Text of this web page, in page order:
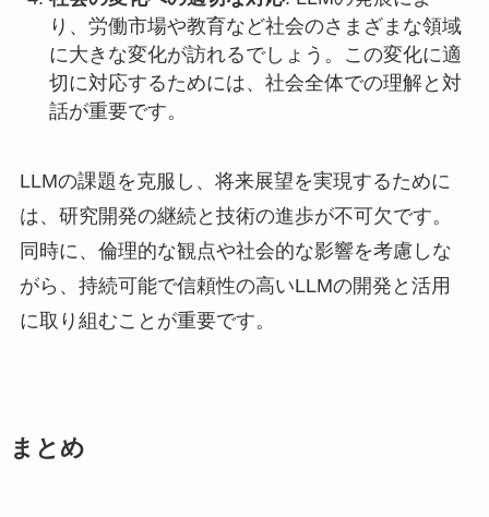
り、労働市場や教育など社会のさまざまな領域
に大きな変化が訪れるでしょう。この変化に適
切に対応するためには、社会全体での理解と対
話が重要です。
LLMの課題を克服し、将来展望を実現するために
は、研究開発の継続と技術の進歩が不可欠です。
同時に、倫理的な観点や社会的な影響を考慮しな
がら、持続可能で信頼性の高いLLMの開発と活用
に取り組むことが重要です。
まとめ